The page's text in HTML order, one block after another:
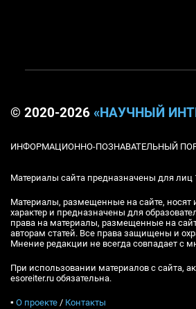
© 2020-2026 «НАУЧНЫЙ
ИНФОРМАЦИОННО-ПОЗНАВАТЕЛЬНЫЙ
Материалы сайта предназначены для лиц
Материалы, размещенные на сайте,
характер и предназначены для
права на материалы, размещенные на
авторам статей. Все права защищены и
Мнение редакции не всегда совпадает с
При использовании материалов с сайта,
esoreiter.ru обязательна.
▪ О проекте / Контакты